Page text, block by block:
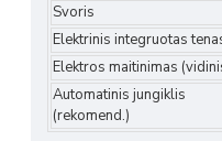
Svoris
Elektrinis integruotas
Elektros maitinimas
Automatinis jungiklis
(rekomend.)